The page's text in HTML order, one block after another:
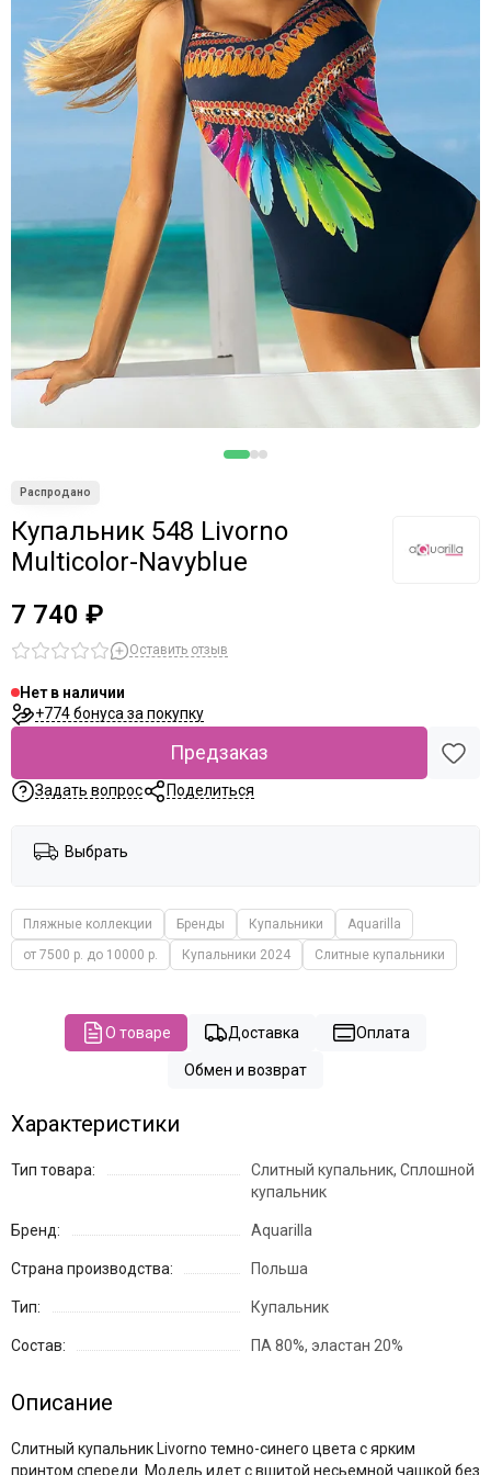
Купальник 548 Livorno
Multicolor-Navyblue
7 740 ₽
Оставить отзыв
Нет в наличии
+774 бонуса за покупку
Предзаказ
Задать вопрос Поделиться
Выбрать
Пляжные коллекции Бренды Купальники
Aquarilla
от 7500 р. до 10000 р.
Купальники 2024 Слитные купальники
О товаре Доставка Оплата
Обмен и возврат
Характеристики
Тип товара:
Слитный купальник, Сплошной
купальник
Бренд: Aquarilla
Страна производства: Польша
Тип: Купальник
Состав: ПА 80%, эластан 20%
Описание
Слитный купальник Livorno темно-синего цвета с ярким
принтом спереди. Модель идет с вшитой несьемной чашкой без